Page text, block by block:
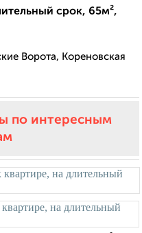
срок, 65м²,
Ворота, Кореновская
по интересным